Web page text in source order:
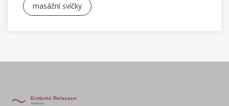
masážní svíčky